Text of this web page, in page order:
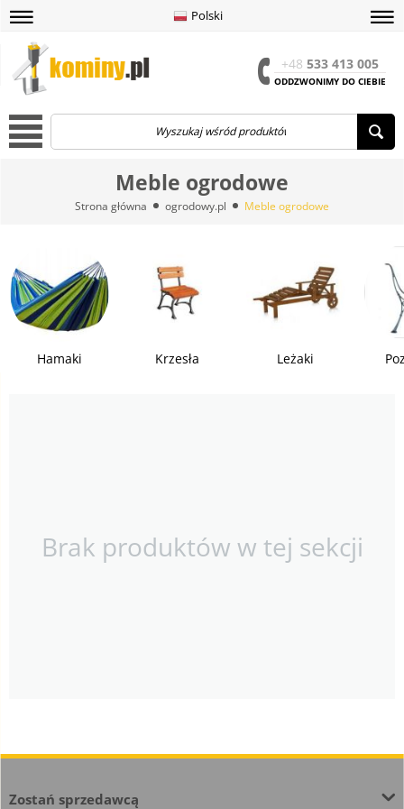
Polski
+48 533 413 005
ODDZWONIMY DO CIEBIE
menu
Meble ogrodowe
Strona główna ogrodowy.pl Meble ogrodowe
Hamaki Krzesła Leżaki
menu
Brak produktów w tej sekcji
Zostań sprzedawcą
menu